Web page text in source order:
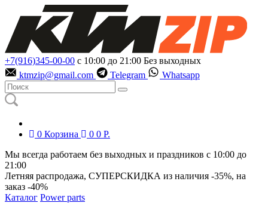
+7(916)345-00-00 с 10:00 до 21:00 Без выходных
ktmzip@gmail.com
Telegram Whatsapp
0 Корзина 0 0 Р.
Мы всегда работаем без выходных и праздников с 10:00 до
21:00
Летняя распродажа, СУПЕРСКИДКА из наличия -35%, на
заказ -40%
Каталог Power parts